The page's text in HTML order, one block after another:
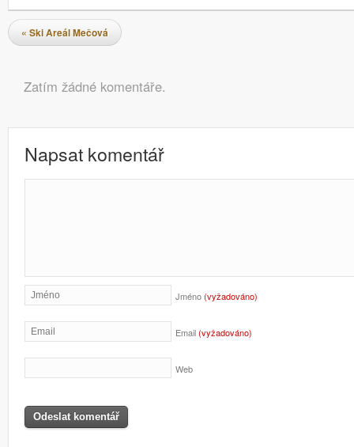
Navigace pro příspěvky
« Ski Areál Mečová
Komentáře
Zatím žádné komentáře.
Napsat komentář
Jméno(vyžadováno)
Email(vyžadováno)
Web